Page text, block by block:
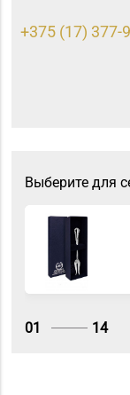
+375 (17) 377-
+375 (17) 247-
Выберите для
01 14